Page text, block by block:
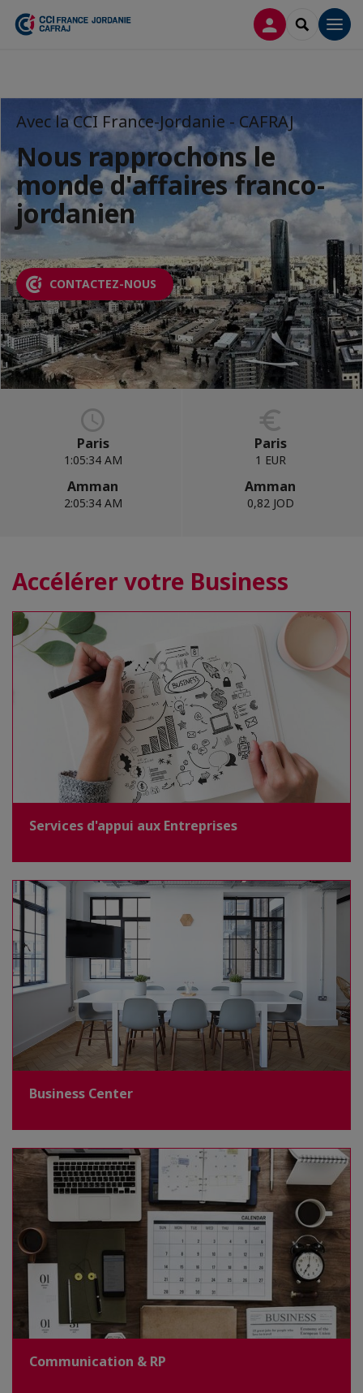
CONNEXION
Avec la CCI France-Jordanie - CAFRAJ
Nous rapprochons le
monde d'affaires franco-
jordanien
CONTACTEZ-NOUS
Paris
1:05:35 AM
Amman
2:05:35 AM
Paris
1 EUR
Amman
0,82 JOD
Accélérer votre Business
Services d'appui aux Entreprises
Business Center
Communication & RP